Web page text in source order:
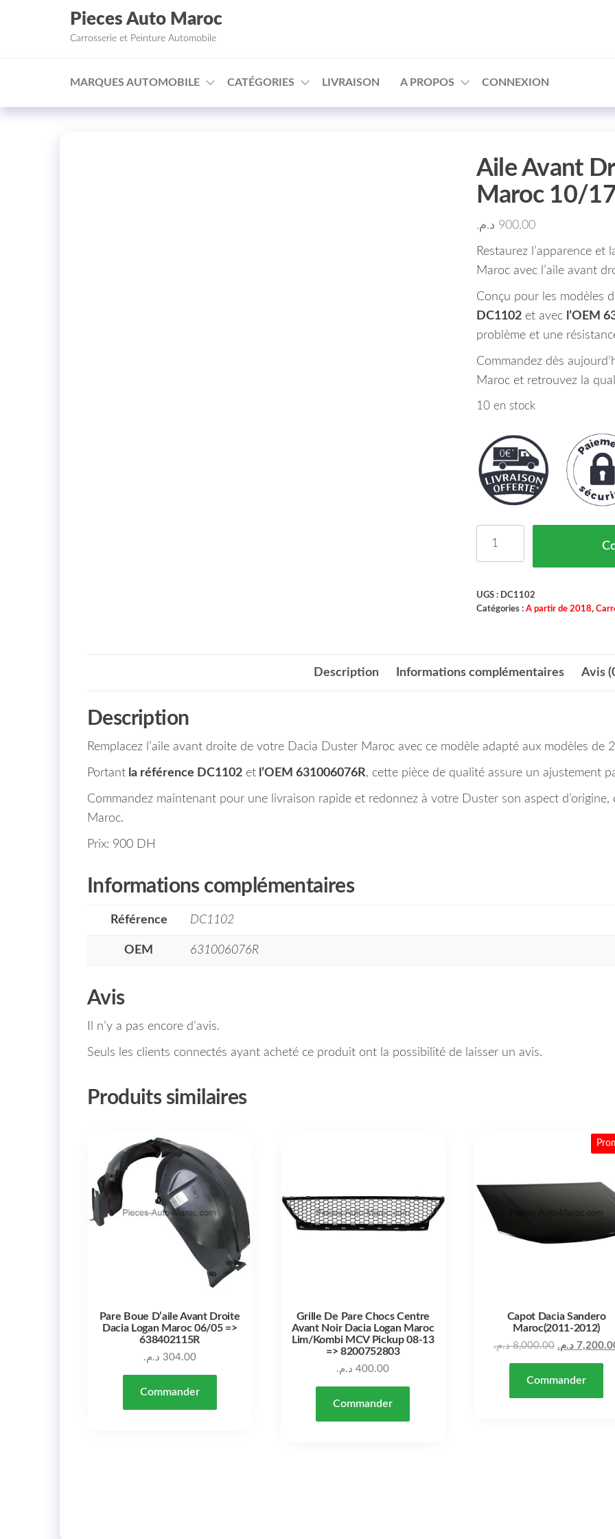
□
Aller au contenu
Pieces Auto Maroc
Carrosserie et Peinture Automobile
MARQUES AUTOMOBILE CATÉGORIES LIVRAISON A PROPOS CONNEXION
Aile Avant
Maroc 10/
900.00 د.م.
Restaurez l’apparence
Maroc avec l’aile avant
Conçu pour les modèles
DC1102et avec l’OEM
problème et une
Commandez dès
Maroc et retrouvez la
10 en stock
UGS : DC1102
Catégories : A partir de 2018,
Description Informations complémentaires Avis
Description
Remplacez l’aile avant droite de votre Dacia Duster Maroc avec ce modèle adapté aux modèles de
Portant la référence DC1102 et l’OEM 631006076R, cette pièce de qualité assure un ajustement
Commandez maintenant pour une livraison rapide et redonnez à votre Duster son aspect
Maroc.
Prix: 900 DH
Informations complémentaires
Référence DC1102
OEM 631006076R
Avis
Il n’y a pas encore d’avis.
Seuls les clients connectés ayant acheté ce produit ont la possibilité de laisser un avis.
Produits similaires
Pare Boue D’aile Avant Droite
Dacia Logan Maroc 06/05 =>
638402115R
304.00 د.م.
Commander
Grille De Pare Chocs Centre
Avant Noir Dacia Logan Maroc
Lim/Kombi MCV Pickup 08-13
=> 8200752803
400.00 د.م.
Commander
Capot Dacia Sandero
Maroc(2011-2012)
8,000.00 د.م. د.م.
Commander